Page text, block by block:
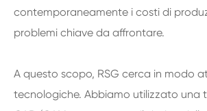
contemporaneamente i costi di
problemi chiave da affrontare.
A questo scopo, RSG cerca in modo
tecnologiche. Abbiamo utilizzato una